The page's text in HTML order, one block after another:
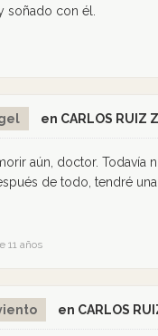
soñado con él.
en CARLOS RUIZ
aún, doctor. Todavía
de todo, tendré
11 años
en CARLOS